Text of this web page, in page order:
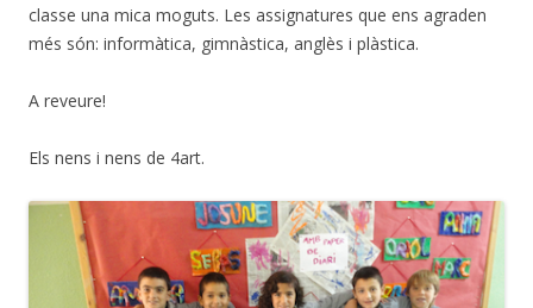
classe una mica moguts. Les assignatures que ens agraden
més són: informàtica, gimnàstica, anglès i plàstica.
A reveure!
Els nens i nens de 4art.